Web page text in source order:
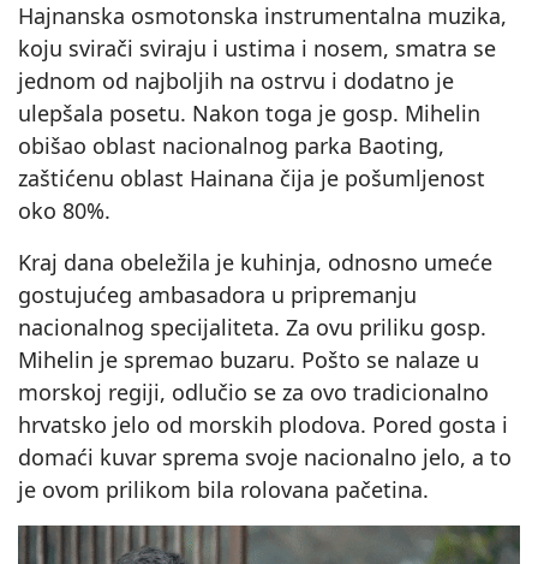
Hajnanska osmotonska instrumentalna muzika,
koju svirači sviraju i ustima i nosem, smatra se
jednom od najboljih na ostrvu i dodatno je
ulepšala posetu. Nakon toga je gosp. Mihelin
obišao oblast nacionalnog parka Baoting,
zaštićenu oblast Hainana čija je pošumljenost
oko 80%.
Kraj dana obeležila je kuhinja, odnosno umeće
gostujućeg ambasadora u pripremanju
nacionalnog specijaliteta. Za ovu priliku gosp.
Mihelin je spremao buzaru. Pošto se nalaze u
morskoj regiji, odlučio se za ovo tradicionalno
hrvatsko jelo od morskih plodova. Pored gosta i
domaći kuvar sprema svoje nacionalno jelo, a to
je ovom prilikom bila rolovana pačetina.